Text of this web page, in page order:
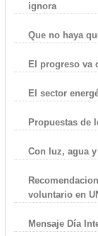
ignora
Que no haya
El progreso va
El sector
Propuestas de
Con luz, agua
voluntario en
Mensaje Día